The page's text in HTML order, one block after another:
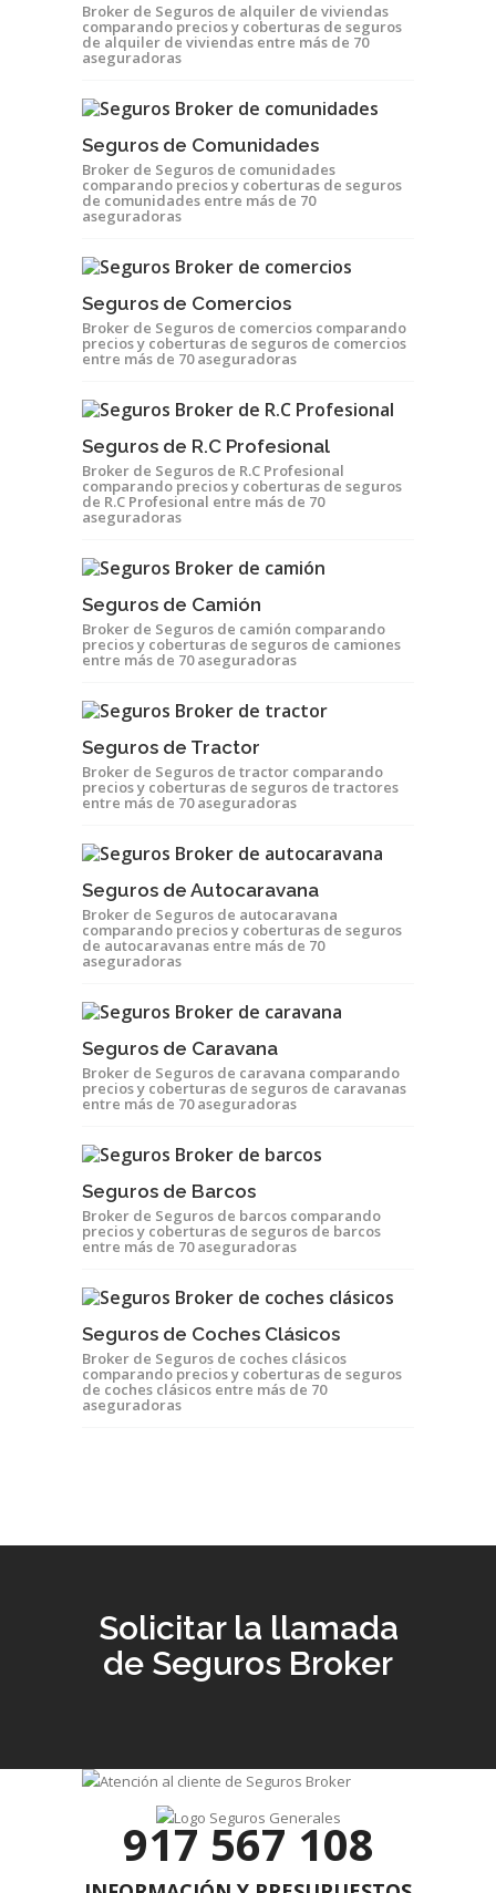
Broker de Seguros de alquiler de viviendas
comparando precios y coberturas de seguros
de alquiler de viviendas entre más de 70
aseguradoras
Seguros de Comunidades
Broker de Seguros de comunidades
comparando precios y coberturas de seguros
de comunidades entre más de 70
aseguradoras
Seguros de Comercios
Broker de Seguros de comercios comparando
precios y coberturas de seguros de comercios
entre más de 70 aseguradoras
Seguros de R.C Profesional
Broker de Seguros de R.C Profesional
comparando precios y coberturas de seguros
de R.C Profesional entre más de 70
aseguradoras
Seguros de Camión
Broker de Seguros de camión comparando
precios y coberturas de seguros de camiones
entre más de 70 aseguradoras
Seguros de Tractor
Broker de Seguros de tractor comparando
precios y coberturas de seguros de tractores
entre más de 70 aseguradoras
Seguros de Autocaravana
Broker de Seguros de autocaravana
comparando precios y coberturas de seguros
de autocaravanas entre más de 70
aseguradoras
Seguros de Caravana
Broker de Seguros de caravana comparando
precios y coberturas de seguros de caravanas
entre más de 70 aseguradoras
Seguros de Barcos
Broker de Seguros de barcos comparando
precios y coberturas de seguros de barcos
entre más de 70 aseguradoras
Seguros de Coches Clásicos
Broker de Seguros de coches clásicos
comparando precios y coberturas de seguros
de coches clásicos entre más de 70
aseguradoras
Solicitar la llamada
de Seguros Broker
917 567 108